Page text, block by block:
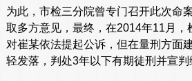
为此，市检三分院曾专门召开此次命
取多方意见，最终，在2014年11月，
对崔某依法提起公诉，但在量刑方面
轻发落，判处3年以下有期徒刑并宣判